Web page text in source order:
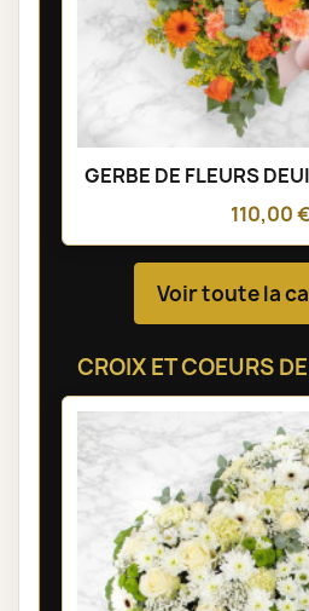
GERBE DE FLEURS
110,00 €
Voir toute la
CROIX ET COEURS